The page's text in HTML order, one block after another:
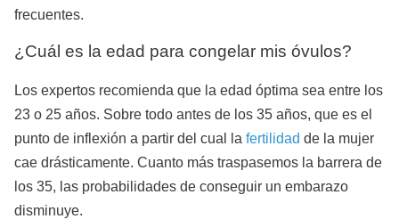
frecuentes.
¿Cuál es la edad para congelar mis óvulos?
Los expertos recomienda que la edad óptima sea entre los
23 o 25 años. Sobre todo antes de los 35 años, que es el
punto de inflexión a partir del cual la fertilidad de la mujer
cae drásticamente. Cuanto más traspasemos la barrera de
los 35, las probabilidades de conseguir un embarazo
disminuye.